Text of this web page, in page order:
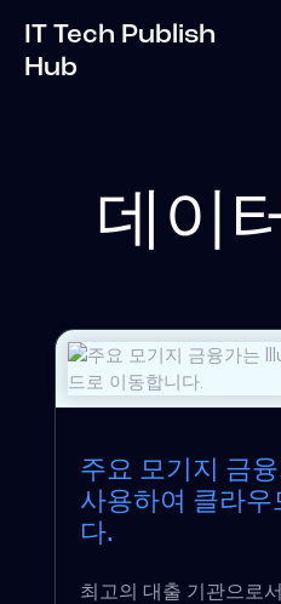
IT Tech Publish
Hub
데이
주요 모기지 금
사용하여 클라우
다.
최고의 대출 기관으로